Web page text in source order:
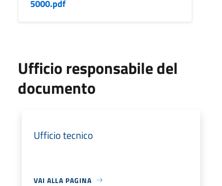
5000.pdf
Ufficio responsabile del
documento
Ufficio tecnico
VAI ALLA PAGINA